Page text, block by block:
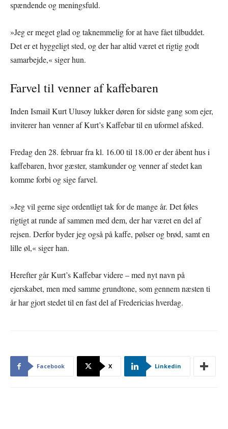
spændende og meningsfuld.
»Jeg er meget glad og taknemmelig for at have fået tilbuddet.
Det er et hyggeligt sted, og der har altid været et rigtig godt
samarbejde,« siger hun.
Farvel til venner af kaffebaren
Inden Ismail Kurt Ulusoy lukker døren for sidste gang som ejer,
inviterer han venner af Kurt’s Kaffebar til en uformel afsked.
Fredag den 28. februar fra kl. 16.00 til 18.00 er der åbent hus i
kaffebaren, hvor gæster, stamkunder og venner af stedet kan
komme forbi og sige farvel.
»Jeg vil gerne sige ordentligt tak for de mange år. Det føles
rigtigt at runde af sammen med dem, der har været en del af
rejsen. Derfor byder jeg også på kaffe, pølser og brød, samt en
lille øl,« siger han.
Herefter går Kurt’s Kaffebar videre – med nyt navn på
ejerskabet, men med samme grundtone, som gennem næsten ti
år har gjort stedet til en fast del af Fredericias hverdag.
Facebook X Linkedin